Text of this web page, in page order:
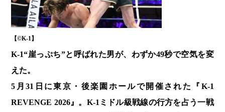
【©️K-1】
K-1“崖っぷち”と呼ばれた男が、わずか49秒で空気を変
えた。
5月31日に東京・後楽園ホールで開催された『K-1
REVENGE 2026』。K-1ミドル級戦線の行方を占う一戦